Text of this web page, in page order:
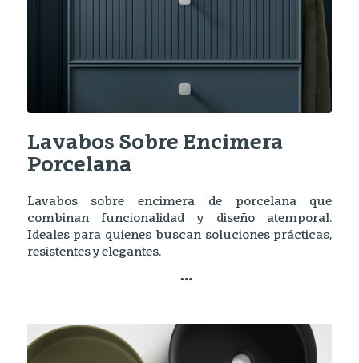
Lavabos Sobre Encimera
Porcelana
Lavabos sobre encimera de porcelana que
combinan funcionalidad y diseño atemporal.
Ideales para quienes buscan soluciones prácticas,
resistentes y elegantes.